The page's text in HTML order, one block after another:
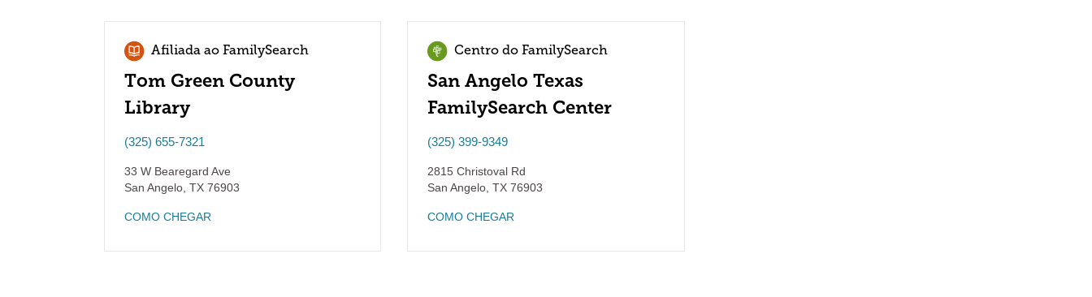
Afiliada ao FamilySearch
Tom Green County
Library
(325) 655-7321
33 W Bearegard Ave
San Angelo TX 76903
COMO CHEGAR
Centro do FamilySearch
San Angelo Texas
FamilySearch Center
(325) 399-9349
2815 Christoval Rd
San Angelo TX 76903
COMO CHEGAR